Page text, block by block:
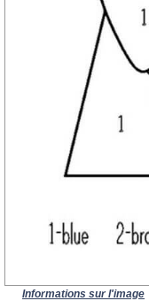
Informations sur l'image